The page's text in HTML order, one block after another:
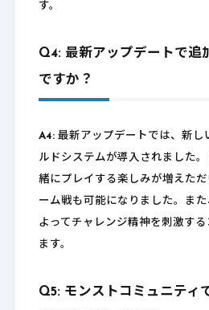
す。
Q4: 最新アップデートで追
ですか？
A4:最新アップデートでは、新し
ルドシステムが導入されました
緒にプレイする楽しみが増えた
ーム戦も可能になりました。ま
よってチャレンジ精神を刺激す
ます。
Q5: モンストコミュニティ